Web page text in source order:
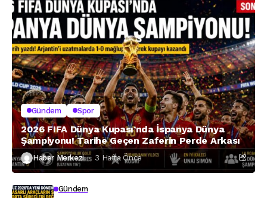
Gündem Spor
2026 FIFA Dünya Kupası’nda İspanya Dünya
Şampiyonu! Tarihe Geçen Zaferin Perde Arkası
Haber Merkezi 3 Hafta Önce
Gündem